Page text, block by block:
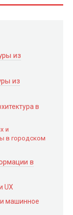
из
из
в
и
в городском
в
UX
и машинное